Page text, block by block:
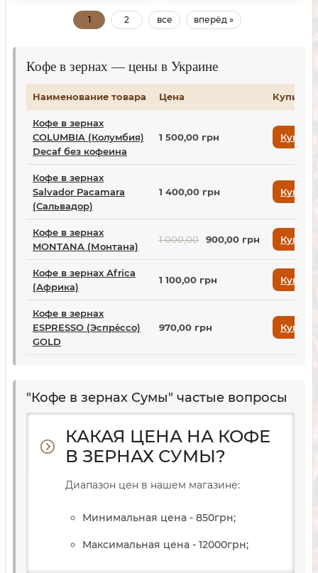
1 2 все вперёд »
Кофе в зернах — цены в Украине
Наименование товара Цена Купить
Кофе в зернах
COLUMBIA (Колумбия)
Decaf без кофеина
1 500,00 грн Купить
Кофе в зернах
Salvador Pacamara
(Сальвадор)
1 400,00 грн Купить
Кофе в зернах
MONTANA (Монтана)
1 000,00 900,00 грн Купить
Кофе в зернах Africa
(Африка)
1 100,00 грн Купить
Кофе в зернах
ESPRESSO (Эспре́ссо)
GOLD
970,00 грн Купить
"Кофе в зернах Сумы" частые вопросы
КАКАЯ ЦЕНА НА КОФЕ
В ЗЕРНАХ СУМЫ?
Диапазон цен в нашем магазине:
Минимальная цена - 850грн;
Максимальная цена - 12000грн;